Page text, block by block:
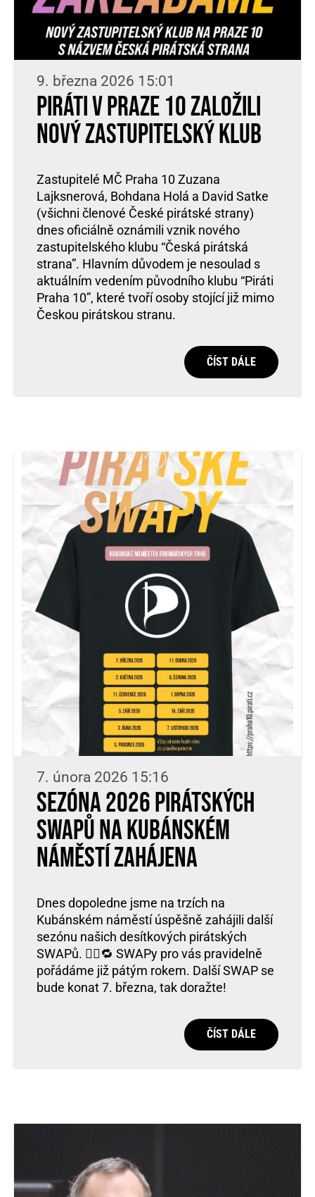
9. března 2026 15:01
Piráti v Praze 10 založili
nový zastupitelský klub
Zastupitelé MČ Praha 10 Zuzana
Lajksnerová, Bohdana Holá a David Satke
(všichni členové České pirátské strany)
dnes oficiálně oznámili vznik nového
zastupitelského klubu “Česká pirátská
strana”. Hlavním důvodem je nesoulad s
aktuálním vedením původního klubu “Piráti
Praha 10”, které tvoří osoby stojící již mimo
Českou pirátskou stranu.
ČÍST DÁLE
7. února 2026 15:16
Sezóna 2026 pirátských
SWAPů na Kubánském
náměstí zahájena
Dnes dopoledne jsme na trzích na
Kubánském náměstí úspěšně zahájili další
sezónu našich desítkových pirátských
SWAPů. 🏴‍☠️🔁 SWAPy pro vás pravidelně
pořádáme již pátým rokem. Další SWAP se
bude konat 7. března, tak doražte!
ČÍST DÁLE